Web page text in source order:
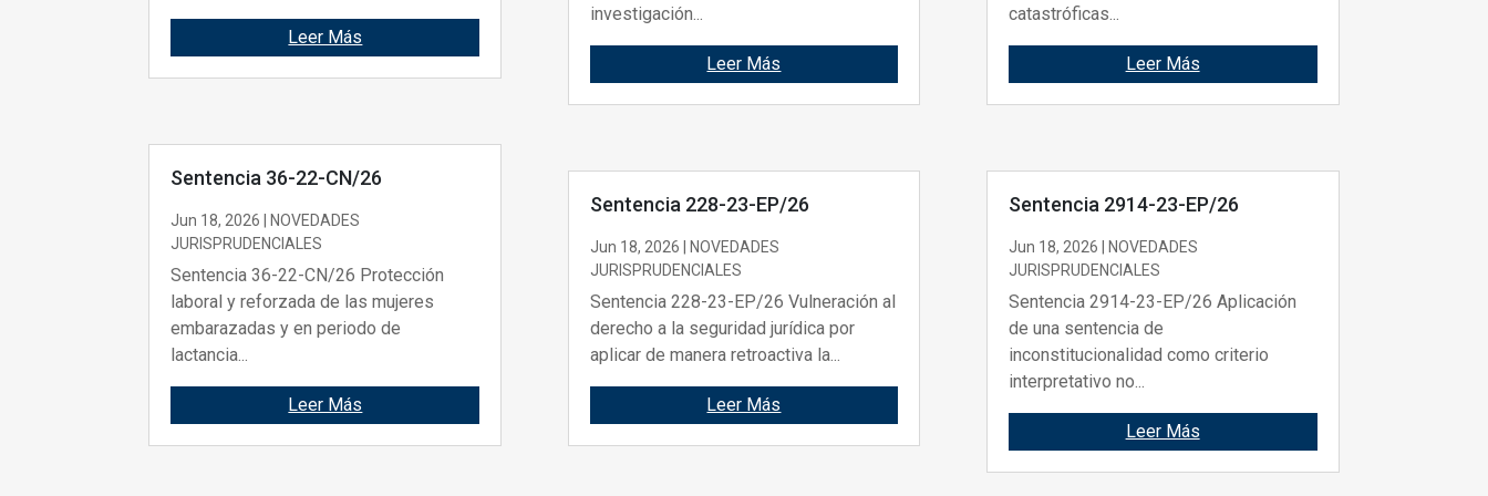
Leer Más
Sentencia 36-22-CN/26
Jun 18, 2026
NOVEDADES
JURISPRUDENCIALES
Sentencia 36-22-CN/26 Protección
laboral y reforzada de las mujeres
embarazadas y en periodo de
lactancia...
Leer Más
investigación...
Leer Más
Sentencia 228-23-EP/26
Jun 18, 2026
NOVEDADES
JURISPRUDENCIALES
Sentencia 228-23-EP/26 Vulneración al
derecho a la seguridad jurídica por
aplicar de manera retroactiva la...
Leer Más
catastróficas...
Leer Más
Sentencia 2914-23-EP/26
Jun 18, 2026
NOVEDADES
JURISPRUDENCIALES
Sentencia 2914-23-EP/26 Aplicación
de una sentencia de
inconstitucionalidad como criterio
interpretativo no...
Leer Más